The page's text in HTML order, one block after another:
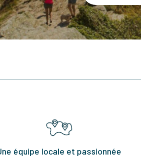
équipe locale et passionnée